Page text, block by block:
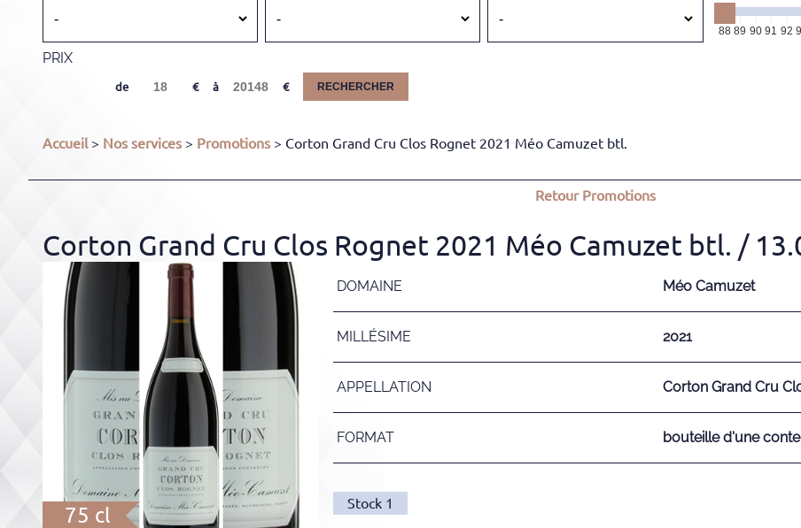
88 89 90 91 92
PRIX
de à RECHERCHER
Accueil> Nos services > Promotions > Corton Grand Cru Clos Rognet 2021 Méo Camuzet btl.
RetourPromotions
Corton Grand Cru Clos Rognet 2021 Méo Camuzet btl. /
75 cl
DOMAINE Méo Camuzet
MILLÉSIME 2021
APPELLATION Corton Grand Cru
FORMAT bouteille d'une
Stock 1